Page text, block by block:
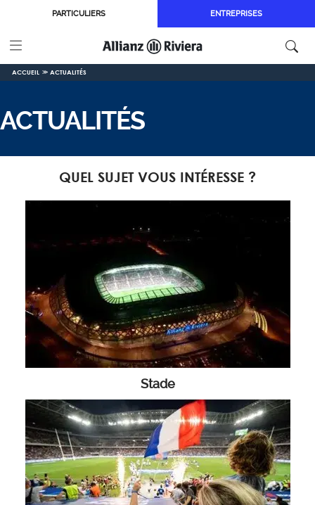
Aller au contenu principal
PARTICULIERS ENTREPRISES
ACCUEIL ACTUALITÉS
ACTUALITÉS
QUEL SUJET VOUS INTÉRESSE ?
Stade